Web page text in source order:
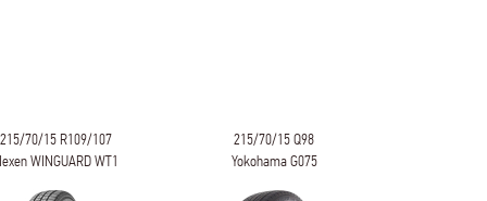
215/70/15 R109/107
WINGUARD WT1
215/70/15 Q98
Yokohama G075